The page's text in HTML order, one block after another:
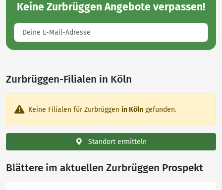
Keine Zurbrüggen Angebote verpassen!
Zurbrüggen-Filialen in Köln
Keine Filialen für Zurbrüggen in Köln gefunden.
Standort ermitteln
Blättere im aktuellen Zurbrüggen Prospekt